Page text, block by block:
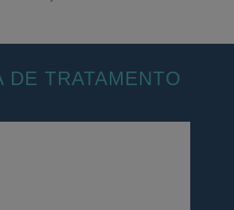
DE TRATAMENTO